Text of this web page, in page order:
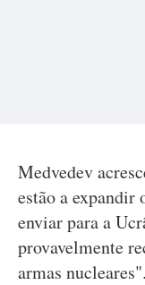
Medvedev
estão a expandir
enviar para a
provavelmente
armas nucleares".